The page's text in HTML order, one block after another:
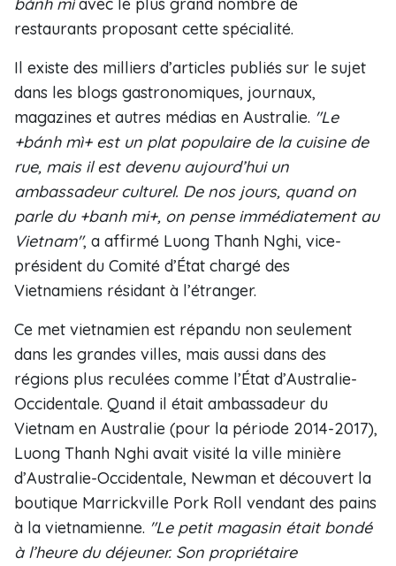
restaurants proposant cette spécialité.
Il existe des milliers d’articles publiés sur le sujet
dans les blogs gastronomiques, journaux,
magazines et autres médias en Australie. "Le
+bánh mì+ est un plat populaire de la cuisine de
rue, mais il est devenu aujourd’hui un
ambassadeur culturel. De nos jours, quand on
parle du +banh mi+, on pense immédiatement au
Vietnam", a affirmé Luong Thanh Nghi, vice-
président du Comité d’État chargé des
Vietnamiens résidant à l’étranger.
Ce met vietnamien est répandu non seulement
dans les grandes villes, mais aussi dans des
régions plus reculées comme l’État d’Australie-
Occidentale. Quand il était ambassadeur du
Vietnam en Australie (pour la période 2014-2017),
Luong Thanh Nghi avait visité la ville minière
d’Australie-Occidentale, Newman et découvert la
boutique Marrickville Pork Roll vendant des pains
à la vietnamienne. "Le petit magasin était bondé
à l’heure du déjeuner. Son propriétaire